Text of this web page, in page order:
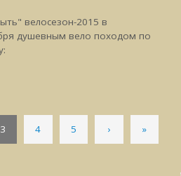
велосезон-2015 в
душевным вело походом по
3 4 5 › »